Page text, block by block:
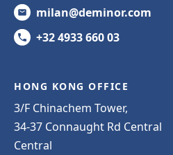
milan@deminor.com
+32 4933 660 03
HONG KONG OFFICE
3/F Chinachem Tower,
34-37 Connaught Rd Central
Central